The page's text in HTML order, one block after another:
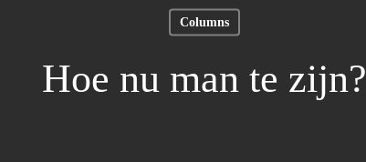
Columns
Hoe nu man te zijn?